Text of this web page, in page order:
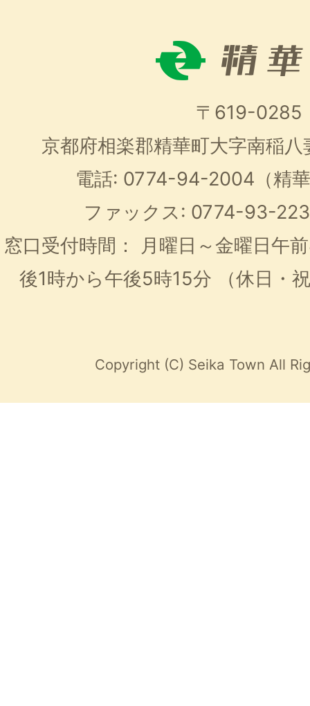
〒619-0285
京都府相楽郡精華町大字南稲
電話: 0774-94-2004（精
ファックス: 0774-93-
窓口受付時間：
月曜日～金曜日午
後1時から午後5時15分
（休日・
Copyright (C) Seika Town All